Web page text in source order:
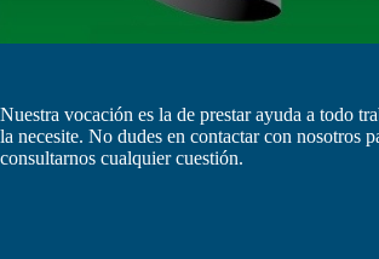
Nuestra vocación es la de prestar ayuda a todo
la necesite. No dudes en contactar con nosotros
consultarnos cualquier cuestión.